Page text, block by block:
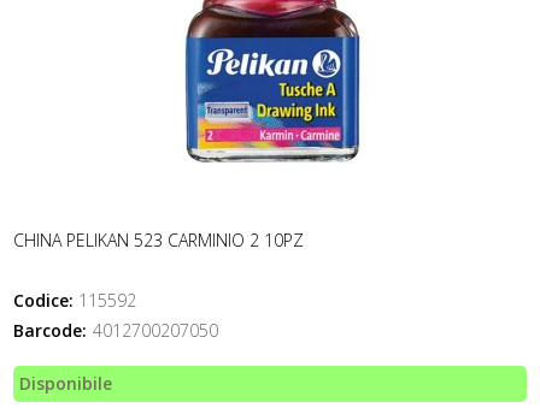
CHINA PELIKAN 523 CARMINIO 2 10PZ
Codice: 115592
Barcode: 4012700207050
Disponibile